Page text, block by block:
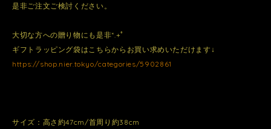
是非ご注文ご検討ください。
大切な方への贈り物にも是非*.+ﾟ
ギフトラッピング袋はこちらからお買い求めいただけます↓
https://shop.nier.tokyo/categories/5902861
サイズ：高さ約47cm/首周り約38cm